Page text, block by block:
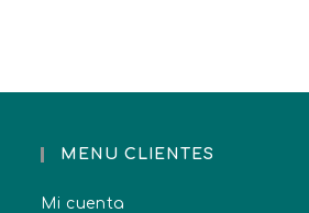
MENU CLIENTES
Mi cuenta